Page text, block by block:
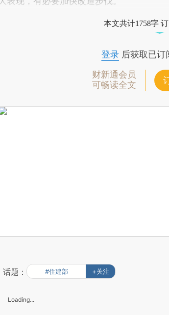
本文共计1758字
登录后获取已订
财新通会员
可畅读全文
话题： #住建部 +关注
Loading...